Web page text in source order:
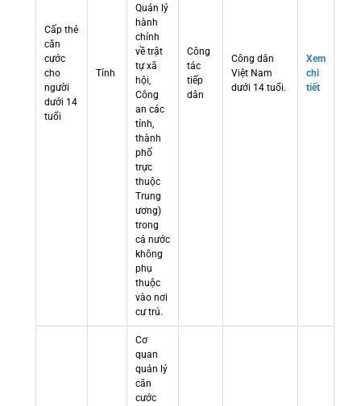
Cấp thẻ
căn
cước
cho
người
dưới 14
tuổi
Tỉnh
Quản lý
hành
chính
về trật
tự xã
hội,
Công
an các
tỉnh,
thành
phố
trực
thuộc
Trung
ương)
trong
cả nước
không
phụ
thuộc
vào nơi
cư trú.
Công
tác
tiếp
dân
Công dân
Việt Nam
dưới 14 tuổi.
Xem
chi
tiết
Cơ
quan
quản lý
căn
cước